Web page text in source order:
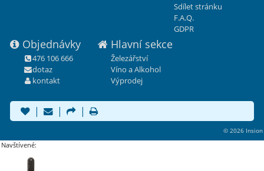
Sdílet stránku
F.A.Q.
GDPR
Objednávky
476 106 666
dotaz
kontakt
Hlavní sekce
Železářství
Víno a Alkohol
Výprodej
| | |
© 2026 Insion
Navštívené: